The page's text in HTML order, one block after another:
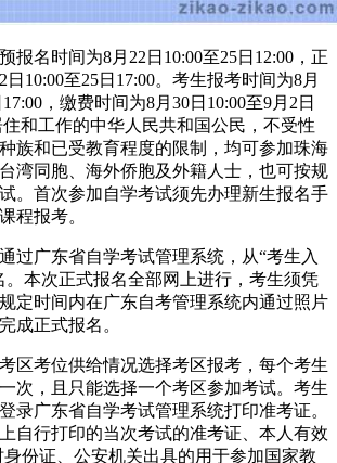
名时间为8月22日10:00至25日12:00，正
10:00至25日17:00。考生报考时间为8月
，缴费时间为8月30日10:00至9月2日
住和工作的中华人民共和国公民，不受性
族和已受教育程度的限制，均可参加珠海
湾同胞、海外侨胞及外籍人士，也可按规
。首次参加自学考试须先办理新生报名手
程报考。
广东省自学考试管理系统，从“考生入
。本次正式报名全部网上进行，考生须凭
定时间内在广东自考管理系统内通过照片
成正式报名。
考位供给情况选择考区报考，每个考生
次，且只能选择一个考区参加考试。考生
录广东省自学考试管理系统打印准考证。
自行打印的当次考试的准考证、本人有效
份证、公安机关出具的用于参加国家教